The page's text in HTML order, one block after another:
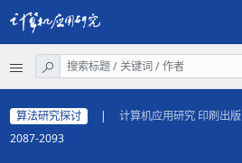
算法研究探讨 | 计算机应用研究 印刷出版
2087-2093